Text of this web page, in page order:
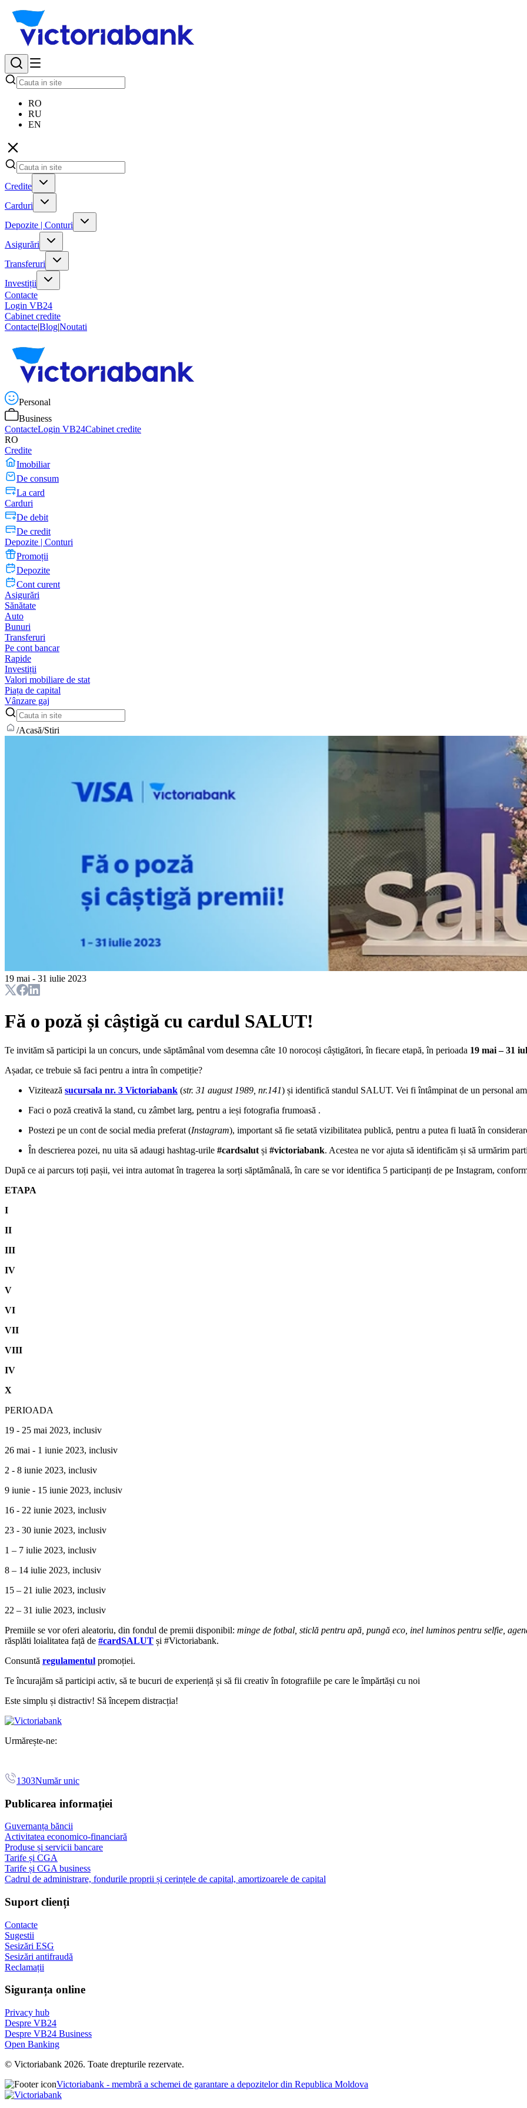
RO
RU
EN
Credite
Carduri
Depozite | Conturi
Asigurări
Transferuri
Investiții
Contacte
Login VB24
Cabinet credite
Contacte|Blog|Noutati
Personal
Business
ContacteLogin VB24Cabinet credite
RO
Credite
Imobiliar
De consum
La card
Carduri
De debit
De credit
Depozite | Conturi
Promoții
Depozite
Cont curent
Asigurări
Sănătate
Auto
Bunuri
Transferuri
Pe cont bancar
Rapide
Investiții
Valori mobiliare de stat
Piața de capital
Vânzare gaj
/Acasă/Stiri
19 mai - 31 iulie 2023
Fă o poză și câștigă cu cardul SALUT!
Te invităm să participi la un concurs, unde săptămânal vom desemna câte 10 norocoși câștigători, în fiecare etapă, în perioada 19 mai – 31
Așadar, ce trebuie să faci pentru a intra în competiție?
Vizitează sucursala nr. 3 Victoriabank (str. 31 august 1989, nr.141) și identifică standul SALUT. Vei fi întâmpinat de un personal
Faci o poză creativă la stand, cu zâmbet larg, pentru a ieși fotografia frumoasă .
Postezi pe un cont de social media preferat (Instagram), important să fie setată vizibilitatea publică, pentru a putea fi luată în
În descrierea pozei, nu uita să adaugi hashtag-urile #cardsalut și #victoriabank. Acestea ne vor ajuta să identificăm și să urmărim
După ce ai parcurs toți pașii, vei intra automat în tragerea la sorți săptămânală, în care se vor identifica 5 participanți de pe Instagram,
ETAPA
I
II
III
IV
V
VI
VII
VIII
IV
X
PERIOADA
19 - 25 mai 2023, inclusiv
26 mai - 1 iunie 2023, inclusiv
2 - 8 iunie 2023, inclusiv
9 iunie - 15 iunie 2023, inclusiv
16 - 22 iunie 2023, inclusiv
23 - 30 iunie 2023, inclusiv
1 – 7 iulie 2023, inclusiv
8 – 14 iulie 2023, inclusiv
15 – 21 iulie 2023, inclusiv
22 – 31 iulie 2023, inclusiv
Premiile se vor oferi aleatoriu, din fondul de premii disponibil: minge de fotbal, sticlă pentru apă, pungă eco, inel luminos pentru selfie,
răsplăti loialitatea față de #cardSALUT și #Victoriabank.
Consuntă regulamentul promoției.
Te încurajăm să participi activ, să te bucuri de experiență și să fii creativ în fotografiile pe care le împărtăși cu noi
Este simplu și distractiv! Să începem distracția!
Urmărește-ne:
1303Număr unic
Publicarea informației
Guvernanța băncii
Activitatea economico-financiară
Produse și servicii bancare
Tarife și CGA
Tarife și CGA business
Cadrul de administrare, fondurile proprii și cerințele de capital, amortizoarele de capital
Suport clienți
Contacte
Sugestii
Sesizări ESG
Sesizări antifraudă
Reclamații
Siguranța online
Privacy hub
Despre VB24
Despre VB24 Business
Open Banking
© Victoriabank 2026. Toate drepturile rezervate.
Victoriabank - membră a schemei de garantare a depozitelor din Republica Moldova